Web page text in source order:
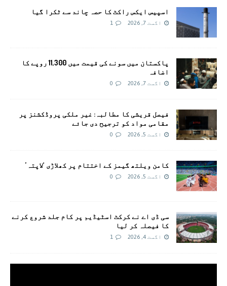
اسپیس ایکس راکٹ کا حصہ چاند سے ٹکرا گیا
اگست 7, 2026 1
پاکستان میں سونے کی قیمت میں 11,300 روپے کا
اضافہ
اگست 7, 2026 0
فیصل قریشی کا مطالبہ: غیر ملکی پروڈکشنز پر
مقامی مواد کو ترجیح دی جائے
اگست 5, 2026 0
کامن ویلتھ گیمز کے اختتام پر کھلاڑی ‘لاپتہ’
اگست 5, 2026 0
سی ڈی اے نے کرکٹ اسٹیڈیم پر کام جلد شروع کرنے
کا فیصلہ کر لیا
اگست 4, 2026 1